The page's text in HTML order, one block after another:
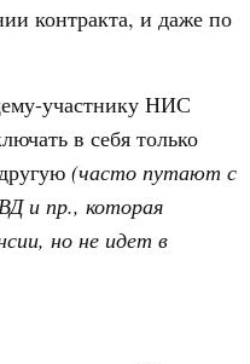
контракта, и даже по
участнику НИС
в себя только
(часто путают с
и пр., которая
но не идет в